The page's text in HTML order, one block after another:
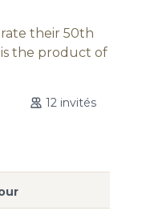
their 50th
the product of
12 invités